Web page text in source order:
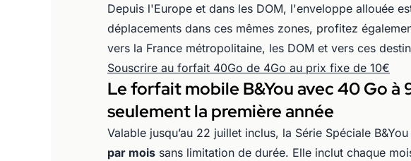
Depuis l'Europe et dans les DOM, l'enveloppe allouée
déplacements dans ces mêmes zones, profitez
vers la France métropolitaine, les DOM et vers ces
Souscrire au forfait 40Go de 4Go au prix fixe de 10€
Le forfait mobile B&You avec 40 Go
seulement la première année
Valable jusqu’au 22 juillet inclus, la Série Spéciale
par mois sans limitation de durée. Elle inclut chaque